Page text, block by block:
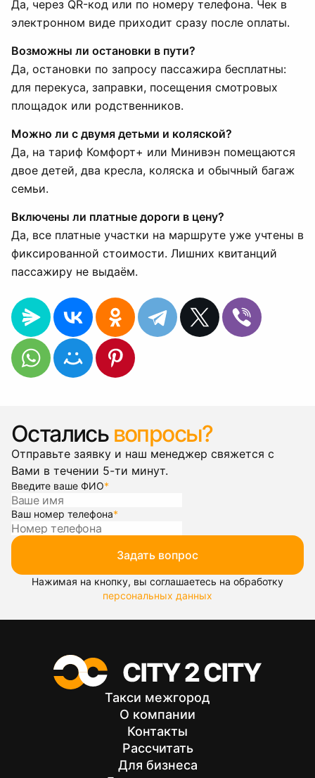
Да, через QR-код или по номеру телефона. Чек в
электронном виде приходит сразу после оплаты.
Возможны ли остановки в пути?
Да, остановки по запросу пассажира бесплатны:
для перекуса, заправки, посещения смотровых
площадок или родственников.
Можно ли с двумя детьми и коляской?
Да, на тариф Комфорт+ или Минивэн помещаются
двое детей, два кресла, коляска и обычный багаж
семьи.
Включены ли платные дороги в цену?
Да, все платные участки на маршруте уже учтены в
фиксированной стоимости. Лишних квитанций
пассажиру не выдаём.
Остались вопросы?
Отправьте заявку и наш менеджер свяжется с
Вами в течении 5-ти минут.
Введите ваше ФИО*
Ваш номер телефона*
Задать вопрос
Нажимая на кнопку, вы соглашаетесь на обработку
персональных данных
Такси межгород
О компании
Контакты
Рассчитать
Для бизнеса